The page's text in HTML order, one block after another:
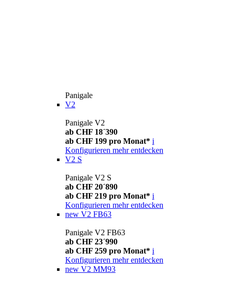
Panigale
V2
Panigale V2
ab CHF 18´390
ab CHF 199 pro Monat* i
Konfigurieren mehr entdecken
V2 S
Panigale V2 S
ab CHF 20´890
ab CHF 219 pro Monat* i
Konfigurieren mehr entdecken
new V2 FB63
Panigale V2 FB63
ab CHF 23´990
ab CHF 259 pro Monat* i
Konfigurieren mehr entdecken
new V2 MM93